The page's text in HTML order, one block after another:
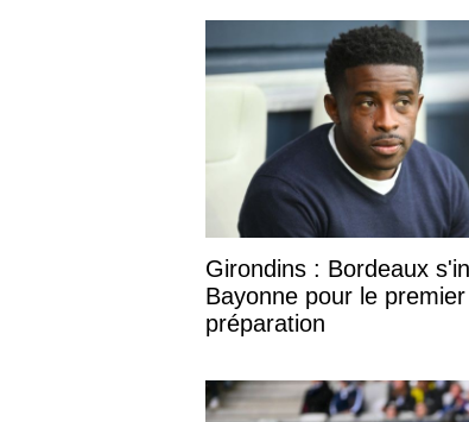
Girondins : Bordeaux
Bayonne pour le
préparation